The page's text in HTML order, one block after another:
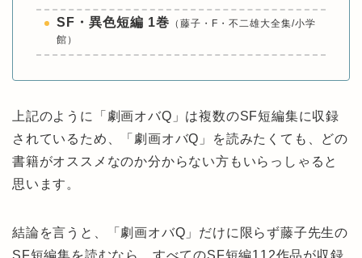
SF・異色短編 1巻 （藤子・F・不二雄大全集/小学
館）
上記のように「劇画オバQ」は複数のSF短編集に収録
されているため、「劇画オバQ」を読みたくても、どの
書籍がオススメなのか分からない方もいらっしゃると
思います。
結論を言うと、「劇画オバQ」だけに限らず藤子先生の